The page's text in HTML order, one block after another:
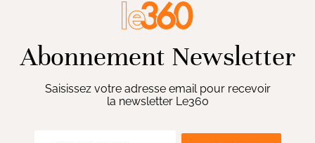
Abonnement Newsletter
Saisissez votre adresse email pour recevoir
la newsletter Le360